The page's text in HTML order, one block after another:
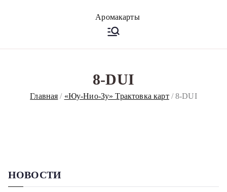
Аромакарт
8-DUI
Главная «Юу-Нио-Зу» Трактовка карт 8-DUI
НОВОСТИ